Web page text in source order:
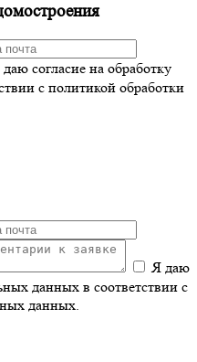
согласие на обработку
с политикой обработки
Я даю
данных в соответствии с
данных.